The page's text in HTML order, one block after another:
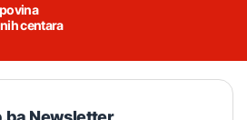
centara